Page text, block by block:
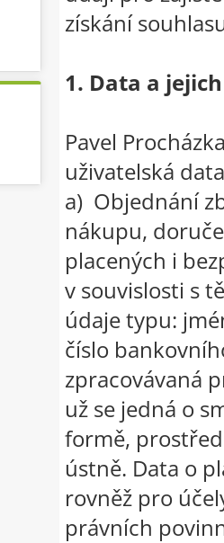
získání
1. Data a
Pavel
uživatelská
a) Objednání
nákupu,
placených i
v souvislosti s
údaje typu:
číslo
zpracovávaná
už se jedná o
formě,
ústně. Data o
rovněž pro
právních